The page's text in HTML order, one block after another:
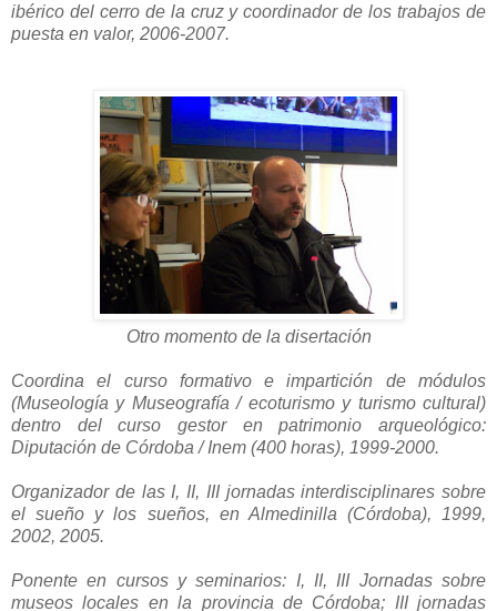
ibérico del cerro de la cruz y coordinador de los trabajos de
puesta en valor, 2006-2007.
Otro momento de la disertación
Coordina el curso formativo e impartición de módulos
(Museología y Museografía / ecoturismo y turismo cultural)
dentro del curso gestor en patrimonio arqueológico:
Diputación de Córdoba / Inem (400 horas), 1999-2000.
Organizador de las I, II, III jornadas interdisciplinares sobre
el sueño y los sueños, en Almedinilla (Córdoba), 1999,
2002, 2005.
Ponente en cursos y seminarios: I, II, III Jornadas sobre
museos locales en la provincia de Córdoba; III jornadas